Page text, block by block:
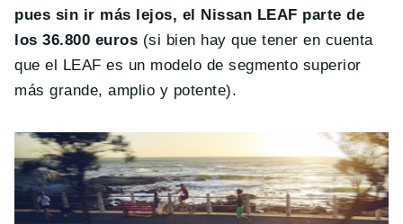
pues sin ir más lejos, el Nissan LEAF parte de
los 36.800 euros (si bien hay que tener en cuenta
que el LEAF es un modelo de segmento superior
más grande, amplio y potente).